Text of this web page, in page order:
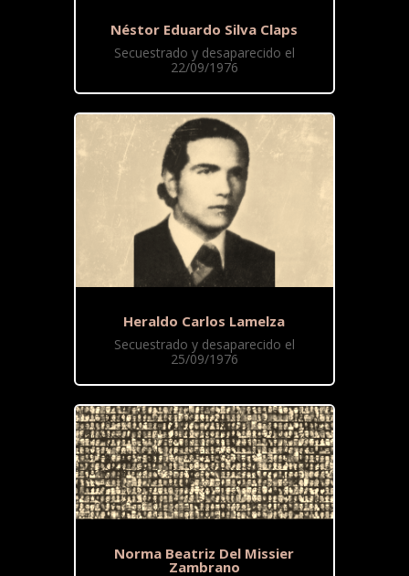
Néstor Eduardo Silva Claps
Secuestrado y desaparecido el
22/09/1976
Heraldo Carlos Lamelza
Secuestrado y desaparecido el
25/09/1976
Norma Beatriz Del Missier
Zambrano